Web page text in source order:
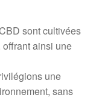
sont cultivées
ainsi une
une
sans